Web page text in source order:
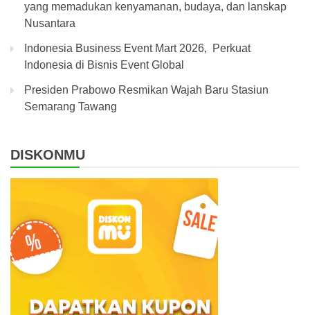
yang memadukan kenyamanan, budaya, dan lanskap
Nusantara
Indonesia Business Event Mart 2026, Perkuat
Indonesia di Bisnis Event Global
Presiden Prabowo Resmikan Wajah Baru Stasiun
Semarang Tawang
DISKONMU